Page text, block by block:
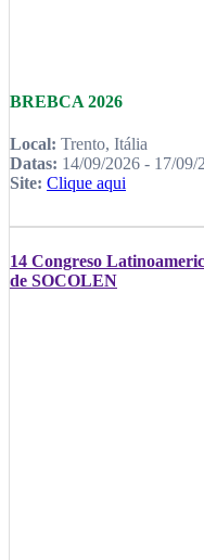
BREBCA 2026
Local: Trento, Itália
Datas: 14/09/2026 - 17/09/
Site: Clique aqui
14 Congreso
de SOCOLEN